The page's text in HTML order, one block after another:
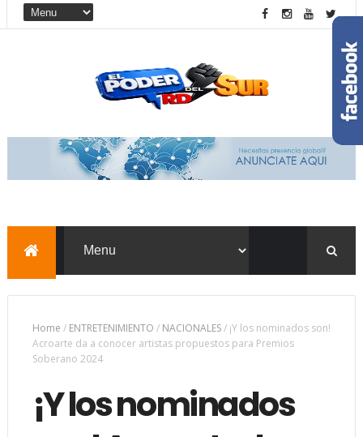
Home / ENTRETENIMIENTO / NACIONALES/ ¡Y los nominados son!
Acroarte da a conocer artistas propuestos para Premios
Soberano 2024
¡Y los nominados